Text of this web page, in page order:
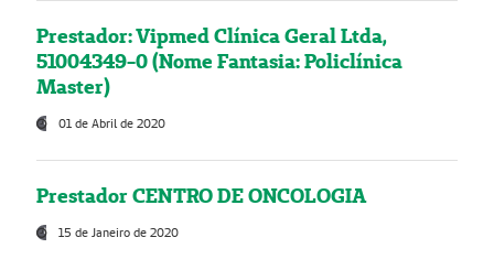
Prestador: Vipmed Clínica Geral Ltda,
51004349-0 (Nome Fantasia: Policlínica
Master)
01 de Abril de 2020
Prestador CENTRO DE ONCOLOGIA
15 de Janeiro de 2020